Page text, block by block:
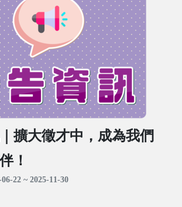
擴大徵才中，成為我們
！
22 ~ 2025-11-30